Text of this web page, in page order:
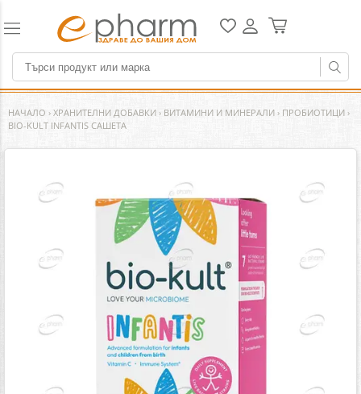
НАЧАЛО › ХРАНИТЕЛНИ ДОБАВКИ › ВИТАМИНИ И МИНЕРАЛИ › ПРОБИОТИЦИ ›
BIO-KULT INFANTIS САШЕТА